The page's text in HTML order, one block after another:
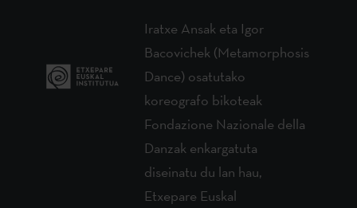
Iratxe Ansak eta Igor
Bacovichek (Metamorphosis
Dance) osatutako
koreografo bikoteak
Fondazione Nazionale della
Danzak enkargatuta
diseinatu du lan hau,
Etxepare Euskal